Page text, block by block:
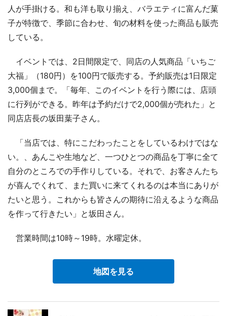
人が手掛ける。和も洋も取り揃え、バラエティに富んだ菓
子が特徴で、季節に合わせ、旬の材料を使った商品も販売
している。
イベントでは、2日間限定で、同店の人気商品「いちご
大福」（180円）を100円で販売する。予約販売は1日限定
3,000個まで。「毎年、このイベントを行う際には、店頭
に行列ができる。昨年は予約だけで2,000個が売れた」と
同店店長の坂田葉子さん。
「当店では、特にこだわったことをしているわけではな
い。、あんこや生地など、一つひとつの商品を丁寧に全て
自分のところでの手作りしている。それで、お客さんたち
が喜んでくれて、また買いに来てくれるのは本当にありが
たいと思う。これからも皆さんの期待に沿えるような商品
を作って行きたい」と坂田さん。
営業時間は10時～19時。水曜定休。
地図を見る